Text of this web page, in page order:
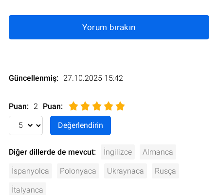
Yorum bırakın
Güncellenmiş: 27.10.2025 15:42
Puan: 2 Puan:
Diğer dillerde de mevcut: İngilizce Almanca
İspanyolca Polonyaca Ukraynaca Rusça
İtalyanca